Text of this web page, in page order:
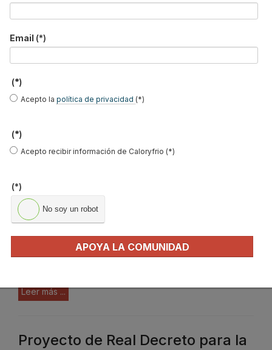
XIV Encuentro Anual de Atecyr reunió a 187 profesionales del
fases necesarias para alcanzar los objetivos y otros temas
específicos y estratégicos sobre la transición energética en la
edificación y la climatización. Entre los asistentes,
para la organización y en la que surgieron temas de gran interés
Leer más ...
Proyecto de Real Decreto para la
Email (*)
(*)
Acepto la política de privacidad (*)
(*)
Acepto recibir información de Caloryfrio (*)
(*)
No soy un robot
APOYA LA COMUNIDAD